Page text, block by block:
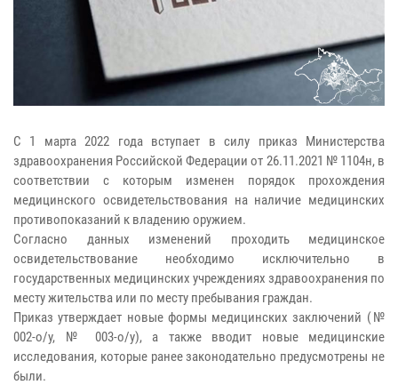
С 1 марта 2022 года вступает в силу приказ Министерства
здравоохранения Российской Федерации от 26.11.2021 № 1104н, в
соответствии с которым изменен порядок прохождения
медицинского освидетельствования на наличие медицинских
противопоказаний к владению оружием.
Согласно данных изменений проходить медицинское
освидетельствование необходимо исключительно в
государственных медицинских учреждениях здравоохранения по
месту жительства или по месту пребывания граждан.
Приказ утверждает новые формы медицинских заключений (№
002-о/у, № 003-о/у), а также вводит новые медицинские
исследования, которые ранее законодательно предусмотрены не
были.